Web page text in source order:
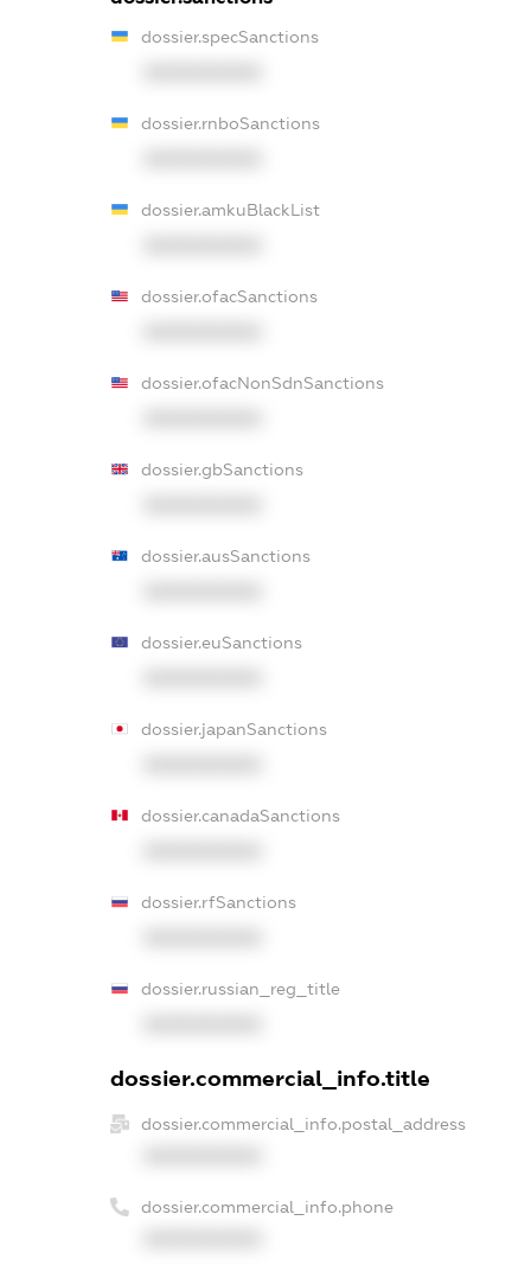
dossier.specSanctions
dossier.rnboSanctions
dossier.amkuBlackList
dossier.ofacSanctions
dossier.ofacNonSdnSanctions
dossier.gbSanctions
dossier.ausSanctions
dossier.euSanctions
dossier.japanSanctions
dossier.canadaSanctions
dossier.rfSanctions
dossier.russian_reg_title
dossier.commercial_info.title
dossier.commercial_info.postal_address
dossier.commercial_info.phone